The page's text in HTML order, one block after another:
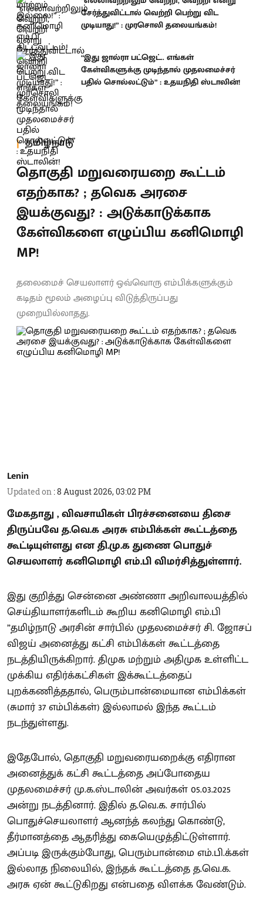
சேர்த்துவிட்டால் வெற்றி பெற்று விட
முடியாது!” : முரசொலி தலையங்கம்!
“இது ஜால்ரா பட்ஜெட்.. எங்கள்
கேள்விகளுக்கு முடிந்தால் முதலமைச்சர்
பதில் சொல்லட்டும்” : உதயநிதி ஸ்டாலின்!
தமிழ்நாடு
தொகுதி மறுவரையறை கூட்டம்
எதற்காக? ; தவெக அரசை
இயக்குவது? : அடுக்காடுக்காக
கேள்விகளை எழுப்பிய கனிமொழி
MP!
தலைமைச் செயலாளர் ஒவ்வொரு எம்பிக்களுக்கும்
கடிதம் மூலம் அழைப்பு விடுத்திருப்பது
முறையில்லாதது.
Lenin
Updated on :8 August 2026, 03:02 PM
மேகதாது , விவசாயிகள் பிரச்சனையை திசை
திருப்பவே த.வெ.க அரசு எம்பிக்கள் கூட்டத்தை
கூட்டியுள்ளது என தி.மு.க துணை பொதுச்
செயலாளர் கனிமொழி எம்.பி விமர்சித்துள்ளார்.
இது குறித்து சென்னை அண்ணா அறிவாலயத்தில்
செய்தியாளர்களிடம் கூறிய கனிமொழி எம்.பி
”தமிழ்நாடு அரசின் சார்பில் முதலமைச்சர் சி. ஜோசப்
விஜய் அனைத்து கட்சி எம்பிக்கள் கூட்டத்தை
நடத்தியிருக்கிறார். திமுக மற்றும் அதிமுக உள்ளிட்ட
முக்கிய எதிர்க்கட்சிகள் இக்கூட்டத்தைப்
புறக்கணித்ததால், பெரும்பான்மையான எம்பிக்கள்
(சுமார் 37 எம்பிக்கள்) இல்லாமல் இந்த கூட்டம்
நடந்துள்ளது.
இதேபோல், தொகுதி மறுவரையறைக்கு எதிரான
அனைத்துக் கட்சி கூட்டத்தை அப்போதைய
முதலமைச்சர் மு.க.ஸ்டாலின் அவர்கள் 05.03.2025
அன்று நடத்தினார். இதில் த.வெ.க. சார்பில்
பொதுச்செயலாளர் ஆனந்த் கலந்து கொண்டு,
தீர்மானத்தை ஆதரித்து கையெழுத்திட்டுள்ளார்.
அப்படி இருக்கும்போது, பெரும்பான்மை எம்.பி.க்கள்
இல்லாத நிலையில், இந்தக் கூட்டத்தை த.வெ.க.
அரசு ஏன் கூட்டுகிறது என்பதை விளக்க வேண்டும்.